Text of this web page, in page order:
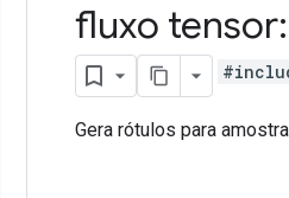
fluxo tensor
Gera rótulos para